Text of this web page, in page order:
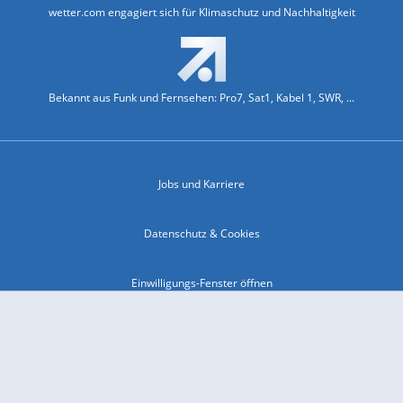
wetter.com engagiert sich für Klimaschutz und Nachhaltigkeit
Bekannt aus Funk und Fernsehen: Pro7, Sat1, Kabel 1, SWR, ...
Jobs und Karriere
Datenschutz & Cookies
Einwilligungs-Fenster öffnen